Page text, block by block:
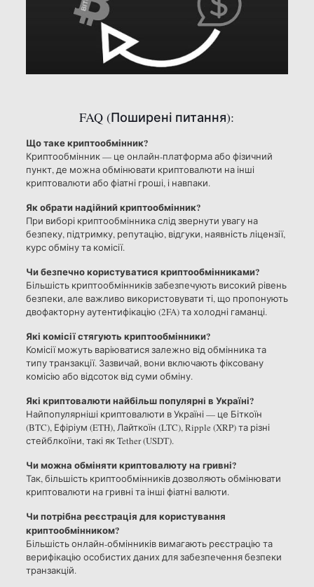
FAQ (Поширені питання):
Що таке криптообмінник?
Криптообмінник — це онлайн-платформа або фізичний
пункт, де можна обмінювати криптовалюти на інші
криптовалюти або фіатні гроші, і навпаки.
Як обрати надійний криптообмінник?
При виборі криптообмінника слід звернути увагу на
безпеку, підтримку, репутацію, відгуки, наявність ліцензії,
курс обміну та комісії.
Чи безпечно користуватися криптообмінниками?
Більшість криптообмінників забезпечують високий рівень
безпеки, але важливо використовувати ті, що пропонують
двофакторну аутентифікацію (2FA) та холодні гаманці.
Які комісії стягують криптообмінники?
Комісії можуть варіюватися залежно від обмінника та
типу транзакції. Зазвичай, вони включають фіксовану
комісію або відсоток від суми обміну.
Які криптовалюти найбільш популярні в Україні?
Найпопулярніші криптовалюти в Україні — це Біткоїн
(BTC), Ефіріум (ETH), Лайткоїн (LTC), Ripple (XRP) та різні
стейблкоїни, такі як Tether (USDT).
Чи можна обміняти криптовалюту на гривні?
Так, більшість криптообмінників дозволяють обмінювати
криптовалюти на гривні та інші фіатні валюти.
Чи потрібна реєстрація для користування
криптообмінником?
Більшість онлайн-обмінників вимагають реєстрацію та
верифікацію особистих даних для забезпечення безпеки
транзакцій.